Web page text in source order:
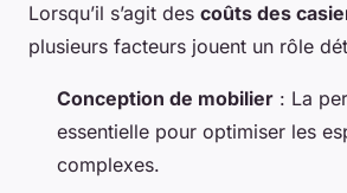
Lorsqu’il s’agit des coûts des
plusieurs facteurs jouent un rôle
Conception de mobilier : La
essentielle pour optimiser les
complexes.